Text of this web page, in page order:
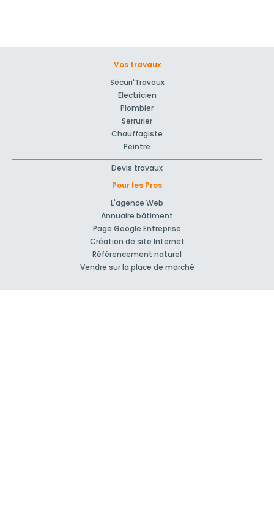
Vos travaux
Sécuri'Travaux
Electricien
Plombier
Serrurier
Chauffagiste
Peintre
Devis travaux
Pour les Pros
L'agence Web
Annuaire bâtiment
Page Google Entreprise
Création de site Internet
Référencement naturel
Vendre sur la place de marché